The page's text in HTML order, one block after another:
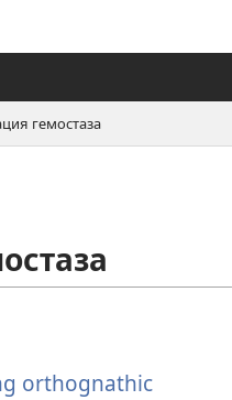
гемостаза
orthognathic